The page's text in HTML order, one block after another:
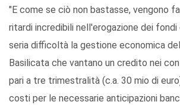
"E come se ciò non bastasse, vengono
ritardi incredibili nell'erogazione dei
seria difficoltà la gestione economica
Basilicata che vantano un credito nei
pari a tre trimestralità (c.a. 30 mio di
costi per le necessarie anticipazioni